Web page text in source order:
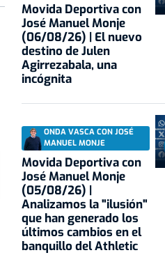
Movida Deportiva con
José Manuel Monje
(06/08/26) | El nuevo
destino de Julen
Agirrezabala, una
incógnita
ONDA VASCA CON JOSÉ
MANUEL MONJE
Movida Deportiva con
José Manuel Monje
(05/08/26) |
Analizamos la "ilusión"
que han generado los
últimos cambios en el
banquillo del Athletic